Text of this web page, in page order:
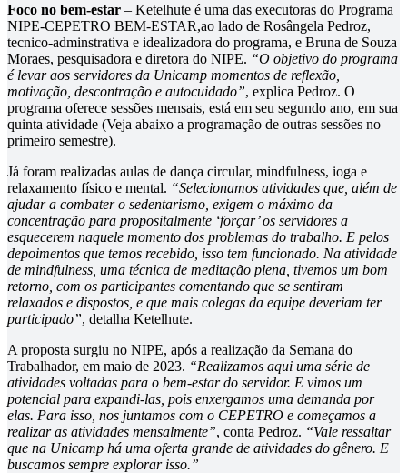
Foco no bem-estar – Ketelhute é uma das executoras do Programa
NIPE-CEPETRO BEM-ESTAR,ao lado de Rosângela Pedroz,
tecnico-adminstrativa e idealizadora do programa, e Bruna de Souza
Moraes, pesquisadora e diretora do NIPE. “O objetivo do programa
é levar aos servidores da Unicamp momentos de reflexão,
motivação, descontração e autocuidado”, explica Pedroz. O
programa oferece sessões mensais, está em seu segundo ano, em sua
quinta atividade (Veja abaixo a programação de outras sessões no
primeiro semestre).
Já foram realizadas aulas de dança circular, mindfulness, ioga e
relaxamento físico e mental. “Selecionamos atividades que, além de
ajudar a combater o sedentarismo, exigem o máximo da
concentração para propositalmente ‘forçar’ os servidores a
esquecerem naquele momento dos problemas do trabalho. E pelos
depoimentos que temos recebido, isso tem funcionado. Na atividade
de mindfulness, uma técnica de meditação plena, tivemos um bom
retorno, com os participantes comentando que se sentiram
relaxados e dispostos, e que mais colegas da equipe deveriam ter
participado”, detalha Ketelhute.
A proposta surgiu no NIPE, após a realização da Semana do
Trabalhador, em maio de 2023. “Realizamos aqui uma série de
atividades voltadas para o bem-estar do servidor. E vimos um
potencial para expandi-las, pois enxergamos uma demanda por
elas. Para isso, nos juntamos com o CEPETRO e começamos a
realizar as atividades mensalmente”, conta Pedroz. “Vale ressaltar
que na Unicamp há uma oferta grande de atividades do gênero. E
buscamos sempre explorar isso.”